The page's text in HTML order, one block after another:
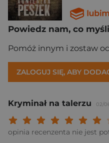
Powiedz nam, co
Pomóż innym i zostaw
ZALOGUJ SIĘ, ABY
Kryminał na talerzu 02/
Twoja
Twoja
Twoja ocena:
Twoja ocena:
Twoja ocena: Bardzo
Twoja ocena:
opinia recenzenta nie jest